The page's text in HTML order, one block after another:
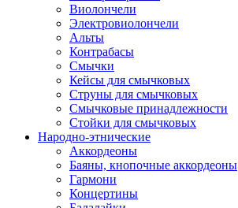
Виолончели
Электровиолончели
Альты
Контрабасы
Смычки
Кейсы для смычковых
Струны для смычковых
Смычковые принадлежности
Стойки для смычковых
Народно-этнические
Аккордеоны
Баяны, кнопочные аккордеоны
Гармони
Концертины